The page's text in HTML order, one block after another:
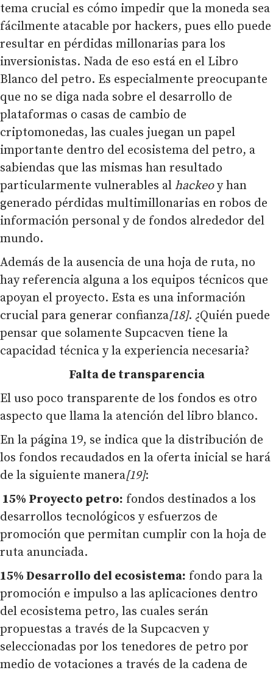
tema crucial es cómo impedir que la moneda sea
fácilmente atacable por hackers, pues ello puede
resultar en pérdidas millonarias para los
inversionistas. Nada de eso está en el Libro
Blanco del petro. Es especialmente preocupante
que no se diga nada sobre el desarrollo de
plataformas o casas de cambio de
criptomonedas, las cuales juegan un papel
importante dentro del ecosistema del petro, a
sabiendas que las mismas han resultado
particularmente vulnerables al hackeoy han
generado pérdidas multimillonarias en robos de
información personal y de fondos alrededor del
mundo.
Además de la ausencia de una hoja de ruta, no
hay referencia alguna a los equipos técnicos que
apoyan el proyecto. Esta es una información
crucial para generar confianza[18]. ¿Quién puede
pensar que solamente Supcacven tiene la
capacidad técnica y la experiencia necesaria?
Falta de transparencia
El uso poco transparente de los fondos es otro
aspecto que llama la atención del libro blanco.
En la página 19, se indica que la distribución de
los fondos recaudados en la oferta inicial se hará
de la siguiente manera[19]:
15% Proyecto petro: fondos destinados a los
desarrollos tecnológicos y esfuerzos de
promoción que permitan cumplir con la hoja de
ruta anunciada.
15% Desarrollo del ecosistema: fondo para la
promoción e impulso a las aplicaciones dentro
del ecosistema petro, las cuales serán
propuestas a través de la Supcacven y
seleccionadas por los tenedores de petro por
medio de votaciones a través de la cadena de